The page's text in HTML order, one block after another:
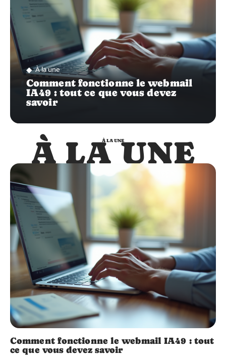
À la une
Comment fonctionne le webmail
IA49 : tout ce que vous devez
savoir
À LA UNE
À LA UNE
Comment fonctionne le webmail IA49 : tout
ce que vous devez savoir